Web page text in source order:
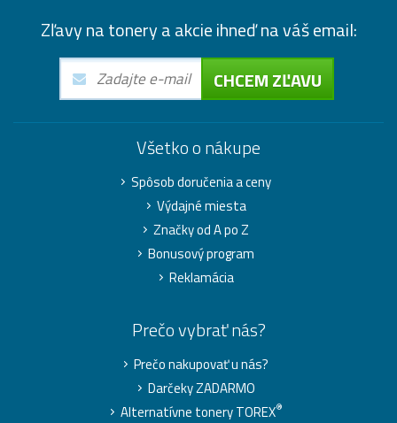
Zľavy na tonery a akcie ihneď na váš email:
CHCEM ZĽAVU
Všetko o nákupe
Spôsob doručenia a ceny
Výdajné miesta
Značky od A po Z
Bonusový program
Reklamácia
Prečo vybrať nás?
Prečo nakupovať u nás?
Darčeky ZADARMO
Alternatívne tonery TOREX®